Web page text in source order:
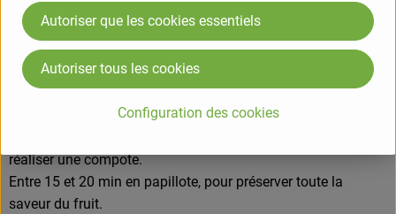
Casserole Poêle / wok
Suivant la recette, l’abricot pourra être poêlé, poché,
compoté… Voici quelques indications pour les préparer :
7 ou 8 min revenus dans du beurre à la poêle, pour des
préparations salées ou sucrées.
réaliser une compote.
Entre 15 et 20 min en papillote, pour préserver toute la
saveur du fruit.
Configuration des cookies
Autoriser que les cookies essentiels
Autoriser tous les cookies